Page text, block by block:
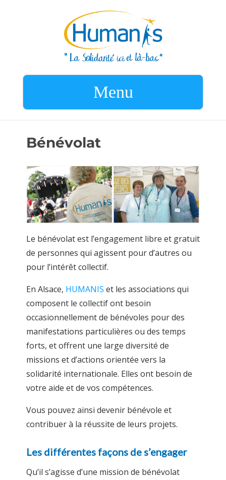
Menu
Bénévolat
Le bénévolat est l’engagement libre et gratuit
de personnes qui agissent pour d’autres ou
pour l’intérêt collectif.
En Alsace, HUMANIS et les associations qui
composent le collectif ont besoin
occasionnellement de bénévoles pour des
manifestations particulières ou des temps
forts, et offrent une large diversité de
missions et d’actions orientée vers la
solidarité internationale. Elles ont besoin de
votre aide et de vos compétences.
Vous pouvez ainsi devenir bénévole et
contribuer à la réussite de leurs projets.
Les différentes façons de s’engager
Qu’il s’agisse d’une mission de bénévolat